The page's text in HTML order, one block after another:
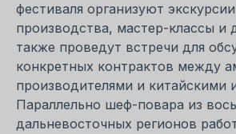
фестиваля организуют
производства, мастер-классы и
также проведут встречи для
конкретных контрактов между
производителями и китайскими
Параллельно шеф-повара из
дальневосточных регионов